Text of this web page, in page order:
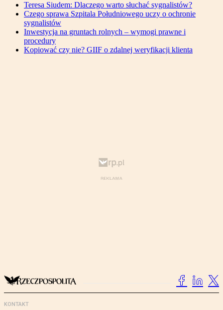
Teresa Siudem: Dlaczego warto słuchać sygnalistów?
Czego sprawa Szpitala Południowego uczy o ochronie
sygnalistów
Inwestycja na gruntach rolnych – wymogi prawne i
procedury
Kopiować czy nie? GIIF o zdalnej weryfikacji klienta
KONTAKT